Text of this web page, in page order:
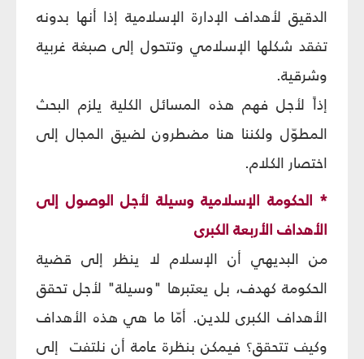
الدقيق لأهداف الإدارة الإسلامية إذا أنها بدونه
تفقد شكلها الإسلامي وتتحول إلى صبغة غربية
وشرقية.
إذاً لأجل فهم هذه المسائل الكلية يلزم البحث
المطوّل ولكننا هنا مضطرون لضيق المجال إلى
اختصار الكلام.
* الحكومة الإسلامية وسيلة لأجل الوصول إلى
الأهداف الأربعة الكبرى‏
من البديهي أن الإسلام لا ينظر إلى قضية
الحكومة كهدف، بل يعتبرها "وسيلة" لأجل تحقق
الأهداف الكبرى للدين. أمّا ما هي هذه الأهداف
وكيف تتحقق؟ فيمكن بنظرة عامة أن نلتفت إلى